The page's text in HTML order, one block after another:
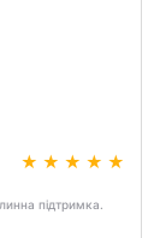
підтримка.